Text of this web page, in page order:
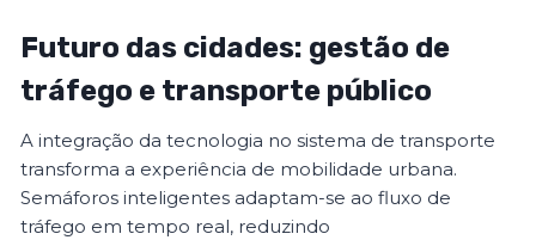
Futuro das cidades: gestão de
tráfego e transporte público
A integração da tecnologia no sistema de transporte
transforma a experiência de mobilidade urbana.
Semáforos inteligentes adaptam-se ao fluxo de
tráfego em tempo real, reduzindo